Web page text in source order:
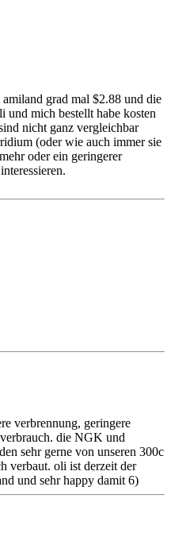
grad mal $2.88 und die
mich bestellt habe kosten
nicht ganz vergleichbar
(oder wie auch immer sie
oder ein geringerer
verbrennung, geringere
die NGK und
sehr gerne von unseren 300c
verbaut. oli ist derzeit der
und sehr happy damit 6)